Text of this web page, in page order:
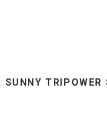
SUNNY TRIPOWER